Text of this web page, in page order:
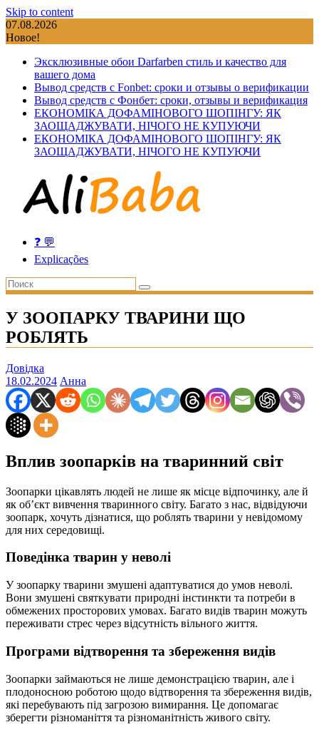
Skip to content
07.08.2026
Новое!
Эксклюзивные обои Darfarben стиль и качество для
вашего дома
Вывод средств с Fonbet: сроки и отзывы о верификации
Вывод средств с Фонбет: сроки, отзывы и верификация
ЕКОНОМІКА ДОФАМІНОВОГО ШОПІНГУ: ЯК
ЗАОЩАДЖУВАТИ, НІЧОГО НЕ КУПУЮЧИ
ЕКОНОМІКА ДОФАМІНОВОГО ШОПІНГУ: ЯК
ЗАОЩАДЖУВАТИ, НІЧОГО НЕ КУПУЮЧИ
❓ 💬
Explicações
У ЗООПАРКУ ТВАРИНИ ЩО
РОБЛЯТЬ
Довідка
18.02.2024 Анна
Вплив зоопарків на тваринний світ
Зоопарки цікавлять людей не лише як місце відпочинку, але й
як об’єкт вивчення тваринного світу. Багато з нас, відвідуючи
зоопарк, хочуть дізнатися, що роблять тварини у невідомому
для них середовищі.
Поведінка тварин у неволі
У зоопарку тварини змушені адаптуватися до умов неволі.
Вони змушені святкувати природні інстинкти та потреби в
обмежених просторових умовах. Багато видів тварин можуть
переживати стрес через відсутність вільного життя.
Програми відтворення та збереження видів
Зоопарки займаються не лише демонстрацією тварин, але і
плодоносною роботою щодо відтворення та збереження видів,
які перебувають під загрозою вимирання. Це допомагає
зберегти різноманіття та різноманітність живого світу.